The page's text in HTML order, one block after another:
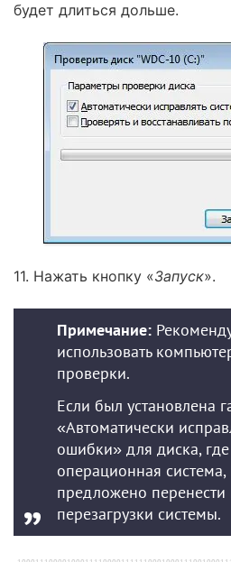
будет длиться дольше.
11. Нажать кнопку «Запуск».
Примечание:
использовать
проверки.
Если был установлена
«Автоматически
ошибки» для диска, где
операционная
предложено перенести
перезагрузки системы.